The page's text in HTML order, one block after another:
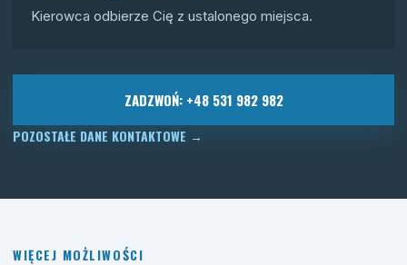
Kierowca odbierze Cię z ustalonego miejsca.
ZADZWOŃ: +48 531 982 982
POZOSTAŁE DANE KONTAKTOWE →
WIĘCEJ MOŻLIWOŚCI